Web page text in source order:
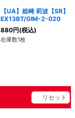
【UA】姫崎 莉波【SR】
EX13BT/GIM-2-020
880円(税込)
在庫数1枚
リセット